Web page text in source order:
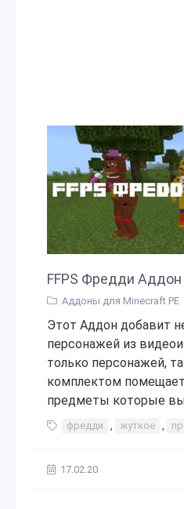
FFPS Фредди Аддон
Аддоны для Minecraft PE
Этот Аддон добавит
персонажей из
только персонажей,
комплектом
предметы которые
фредди , жуткое ,
17.02.20